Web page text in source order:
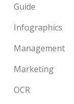
Guide
Infographics
Management
Marketing
OCR